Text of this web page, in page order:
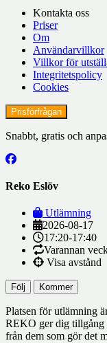
Kontakta oss
Priser
Om
Användarvillkor
Villkor för
Integritetspolicy
Cookies
Prisförfrågan
Snabbt, gratis och
Reko Eslöv
Utlämning
2026-08-17
17:20-17:40
Varannan
Visa avstånd
Följ Kommer
Platsen för utlämning
REKO ger dig tillgång
från dem som gör det